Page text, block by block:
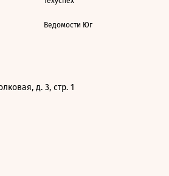
Ведомости Юг
д. 3, стр. 1